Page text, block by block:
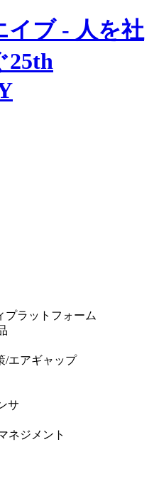
イブ - 人を社
25th
プラットフォーム
/エアギャップ
サ
ネジメント